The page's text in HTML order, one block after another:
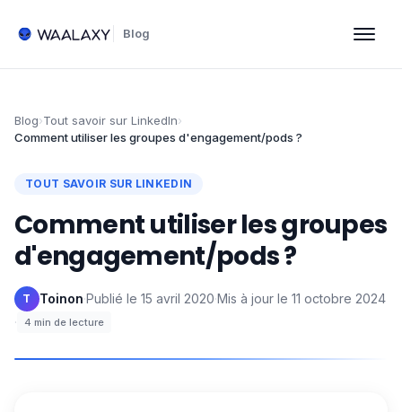
Blog
Blog›Tout savoir sur LinkedIn›
Comment utiliser les groupes d'engagement/pods ?
TOUT SAVOIR SUR LINKEDIN
Comment utiliser les groupes
d'engagement/pods ?
T Toinon·Publié le 15 avril 2020·Mis à jour le 11 octobre 2024
·
4 min de lecture